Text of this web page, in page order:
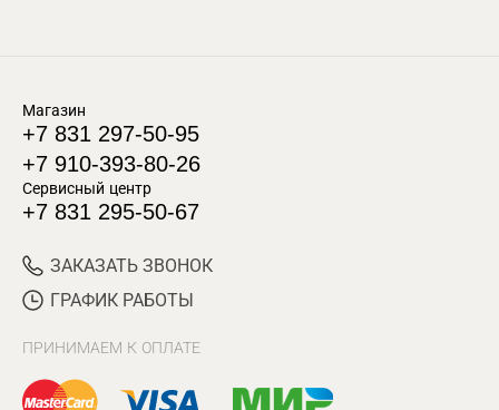
Магазин
+7 831 297-50-95
+7 910-393-80-26
Сервисный центр
+7 831 295-50-67
ЗАКАЗАТЬ ЗВОНОК
ГРАФИК РАБОТЫ
ПРИНИМАЕМ К ОПЛАТЕ